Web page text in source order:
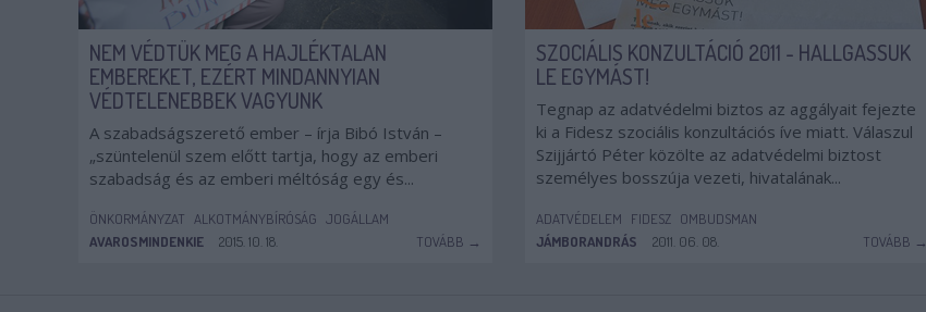
NEM VÉDTÜK MEG A HAJLÉKTALAN
EMBEREKET, EZÉRT MINDANNYIAN
VÉDTELENEBBEK VAGYUNK
A szabadságszerető ember – írja Bibó István –
„szüntelenül szem előtt tartja, hogy az emberi
szabadság és az emberi méltóság egy és...
ÖNKORMÁNYZAT ALKOTMÁNYBÍRÓSÁG JOGÁLLAM
AVAROSMINDENKIE
2015. 10. 18. TOVÁBB →
SZOCIÁLIS KONZULTÁCIÓ 2011 - HALLGASSUK
LE EGYMÁST!
Tegnap az adatvédelmi biztos az aggályait fejezte
ki a Fidesz szociális konzultációs íve miatt. Válaszul
Szijjártó Péter közölte az adatvédelmi biztost
személyes bosszúja vezeti, hivatalának...
ADATVÉDELEM FIDESZ OMBUDSMAN
JÁMBORANDRÁS
2011. 06. 08. TOVÁBB →